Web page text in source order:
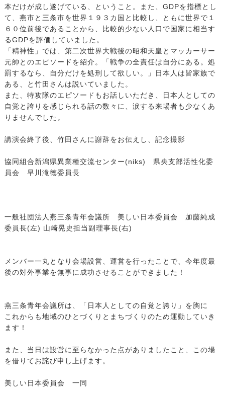
本だけが成し遂げている、ということ。また、GDPを指標とし
て、燕市と三条市を世界１９３カ国と比較し、ともに世界で１
６０位前後であることから、比較的少ない人口で国家に相当す
るGDPを評価していました。
「精神性」では、第二次世界大戦後の昭和天皇とマッカーサー
元帥とのエピソードを紹介。「戦争の全責任は自分にある。処
罰するなら、自分だけを処刑して欲しい。」日本人は皆家族で
ある、と竹田さんは説いていました。
また、特攻隊のエピソードもお話しいただき、日本人としての
自覚と誇りを感じられる話の数々に、涙する来場者も少なくあ
りませんでした。
講演会終了後、竹田さんに謝辞をお伝えし、記念撮影
協同組合新潟県異業種交流センター(niks) 県央支部活性化委
員会 早川滝徳委員長
一般社団法人燕三条青年会議所 美しい日本委員会 加藤純成
委員長(左) 山崎晃史担当副理事長(右)
メンバー一丸となり会場設営、運営を行ったことで、今年度最
後の対外事業を無事に成功させることができました！
燕三条青年会議所は、「日本人としての自覚と誇り」を胸に
これからも地域のひとづくりとまちづくりのため運動していき
ます！
また、当日は設営に至らなかった点がありましたこと、この場
を借りてお詫び申し上げます。
美しい日本委員会 一同